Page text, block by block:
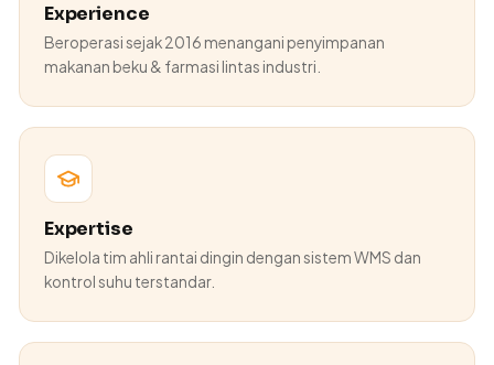
Experience
Beroperasi sejak 2016 menangani penyimpanan
makanan beku & farmasi lintas industri.
Expertise
Dikelola tim ahli rantai dingin dengan sistem WMS dan
kontrol suhu terstandar.